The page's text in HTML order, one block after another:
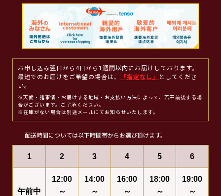
お申し込み翌日から4日から1週間以内にお届けしております。
最短でのお届けをご希望の場合は、
「指定なし」
としてくださ
い。
※天候・諸事情・お届けする地域・お支払い方法によって、若干前後する場
合がございます。ご了承ください。
※在庫がない場合は別途メールにてお知らせいたします。
配送時間については以下時間帯からお選び頂けます。
1 2 3 4 5 6
午前中
12:00
～
14:00
～
16:00
～
18:00
～
19:00
～